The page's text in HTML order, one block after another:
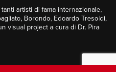
artisti di fama internazionale,
Borondo, Edoardo Tresoldi,
visual project a cura di Dr. Pira